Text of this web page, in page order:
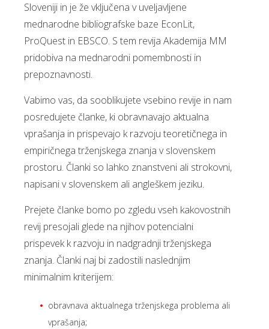
Sloveniji in je že vključena v uveljavljene
mednarodne bibliografske baze EconLit,
ProQuest in EBSCO. S tem revija Akademija MM
pridobiva na mednarodni pomembnosti in
prepoznavnosti.
Vabimo vas, da sooblikujete vsebino revije in nam
posredujete članke, ki obravnavajo aktualna
vprašanja in prispevajo k razvoju teoretičnega in
empiričnega trženjskega znanja v slovenskem
prostoru. Članki so lahko znanstveni ali strokovni,
napisani v slovenskem ali angleškem jeziku.
Prejete članke bomo po zgledu vseh kakovostnih
revij presojali glede na njihov potencialni
prispevek k razvoju in nadgradnji trženjskega
znanja. Članki naj bi zadostili naslednjim
minimalnim kriterijem:
obravnava aktualnega trženjskega problema ali
vprašanja;